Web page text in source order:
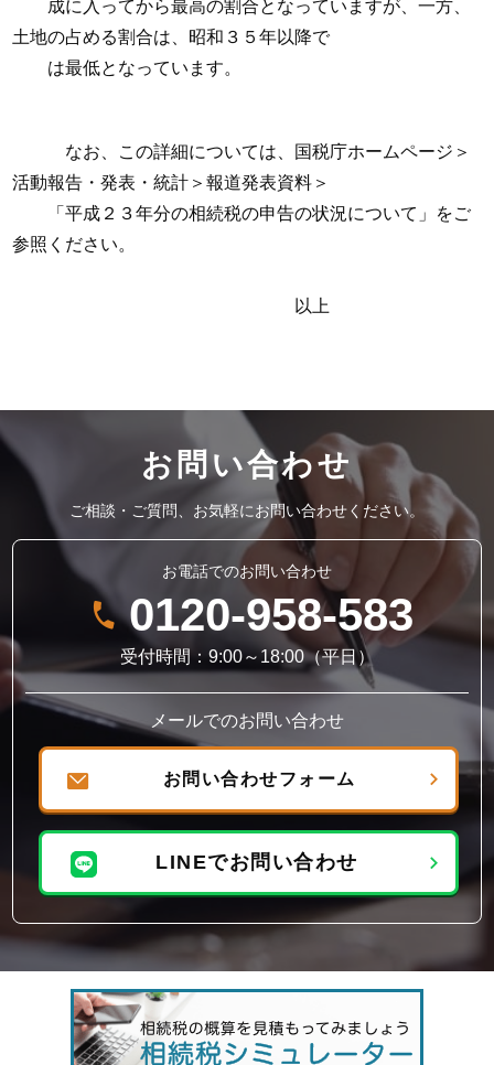
成に入ってから最高の割合となっていますが、一方、
土地の占める割合は、昭和３５年以降で
は最低となっています。
なお、この詳細については、国税庁ホームページ＞
活動報告・発表・統計＞報道発表資料＞
「平成２３年分の相続税の申告の状況について」をご
参照ください。
以上
お問い合わせ
ご相談・ご質問、お気軽にお問い合わせください。
お電話でのお問い合わせ
0120-958-583
受付時間：9:00～18:00（平日）
メールでのお問い合わせ
お問い合わせフォーム
LINEでお問い合わせ